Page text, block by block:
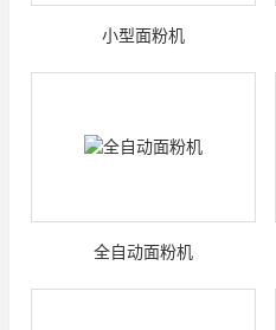
小型面粉机
全自动面粉机